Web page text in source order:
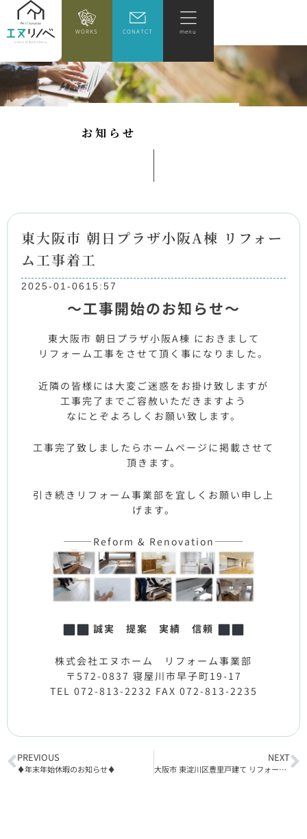
WORKS CONATCT menu
お知 ら せ
東大阪市 朝日プラザ小阪A棟 リフォー
ム工事着工
2025-01-06 15:57
～工事開始のお知らせ～
東大阪市 朝日プラザ小阪A棟 におきまして
リフォーム工事をさせて頂く事になりました。
近隣の皆様には大変ご迷惑をお掛け致しますが
工事完了までご容赦いただきますよう
なにとぞよろしくお願い致します。
工事完了致しましたらホームページに掲載させて
頂きます。
引き続きリフォーム事業部を宜しくお願い申し上
げます。
———Reform & Renovation———
誠実 提案 実績 信頼
株式会社エヌホーム リフォーム事業部
〒572-0837 寝屋川市早子町19-17
TEL 072-813-2232 FAX 072-813-2235
PREVIOUS
♦年末年始休暇のお知らせ♦
NEXT
大阪市 東淀川区豊里戸建て リフォーム工事着工